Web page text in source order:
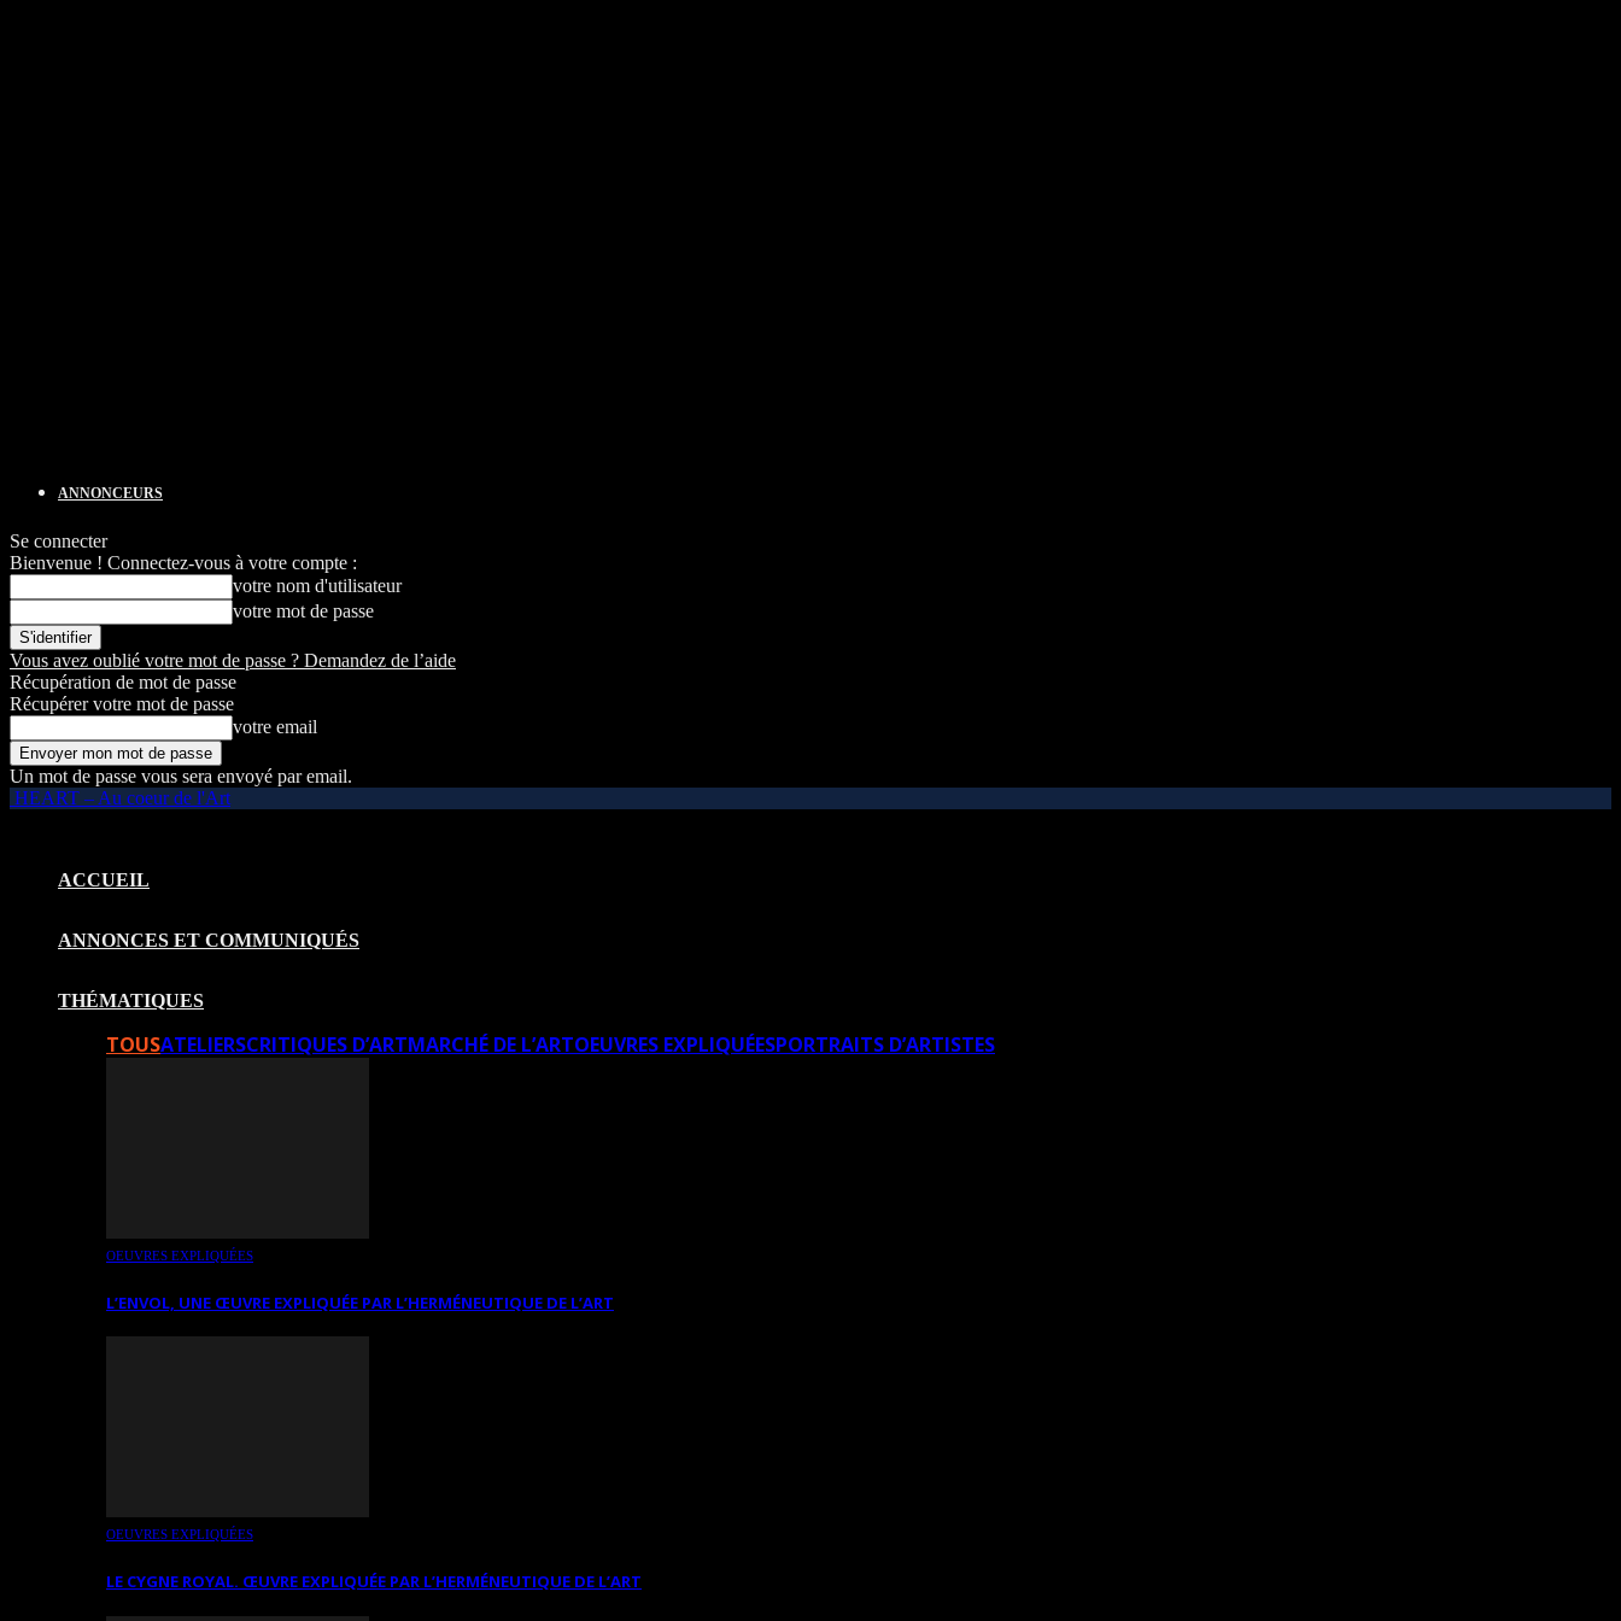
ANNONCEURS
Se connecter
Bienvenue ! Connectez-vous à votre compte :
votre nom d'utilisateur
votre mot de passe
Vous avez oublié votre mot de passe ? Demandez de l’aide
Récupération de mot de passe
Récupérer votre mot de passe
votre email
Un mot de passe vous sera envoyé par email.
HEART – Au coeur de l'Art
ACCUEIL
ANNONCES ET COMMUNIQUÉS
THÉMATIQUES
TOUSATELIERSCRITIQUES D’ARTMARCHÉ DE L’ARTOEUVRES EXPLIQUÉESPORTRAITS D’ARTISTES
OEUVRES EXPLIQUÉES
L’ENVOL, UNE ŒUVRE EXPLIQUÉE PAR L’HERMÉNEUTIQUE DE L’ART
OEUVRES EXPLIQUÉES
LE CYGNE ROYAL. ŒUVRE EXPLIQUÉE PAR L’HERMÉNEUTIQUE DE L’ART